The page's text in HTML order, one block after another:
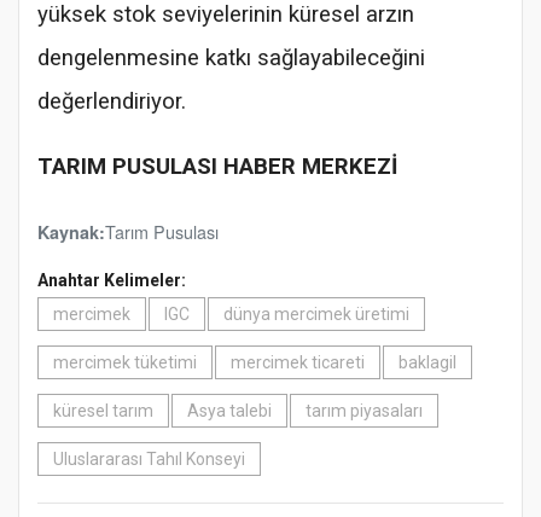
yüksek stok seviyelerinin küresel arzın
dengelenmesine katkı sağlayabileceğini
değerlendiriyor.
TARIM PUSULASI HABER MERKEZİ
Kaynak:Tarım Pusulası
Anahtar Kelimeler:
mercimek
IGC dünya mercimek üretimi
mercimek tüketimi mercimek ticareti baklagil
küresel tarım Asya talebi tarım piyasaları
Uluslararası Tahıl Konseyi